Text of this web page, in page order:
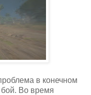
в конечном
бой. Во время